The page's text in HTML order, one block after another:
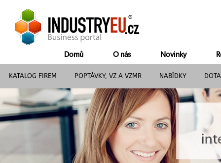
Domů O nás Novinky
KATALOG FIREM POPTÁVKY, VZ A VZMR NABÍDKY